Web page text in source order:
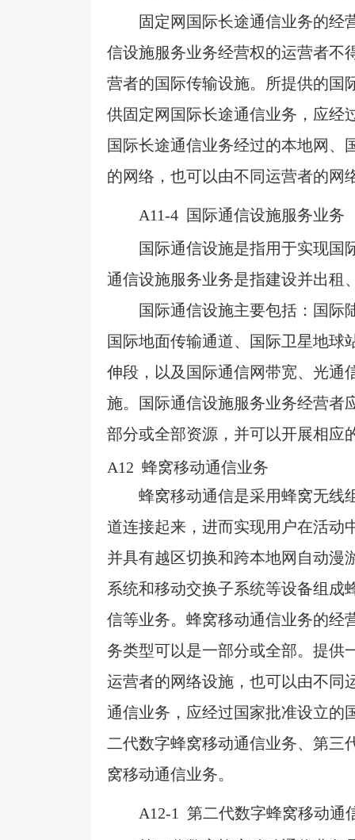
固定网国际长途通信业务的经
信设施服务业务经营权的运营者不
营者的国际传输设施。所提供的国
供固定网国际长途通信业务，应经
国际长途通信业务经过的本地网、
的网络，也可以由不同运营者的网
A11-4 国际通信设施服务业务
国际通信设施是指用于实现国
通信设施服务业务是指建设并出租
国际通信设施主要包括：国际
国际地面传输通道、国际卫星地球
伸段，以及国际通信网带宽、光通
施。国际通信设施服务业务经营者
部分或全部资源，并可以开展相应
A12 蜂窝移动通信业务
蜂窝移动通信是采用蜂窝无线
道连接起来，进而实现用户在活动
并具有越区切换和跨本地网自动漫
系统和移动交换子系统等设备组成
信等业务。蜂窝移动通信业务的经
务类型可以是一部分或全部。提供
运营者的网络设施，也可以由不同
通信业务，应经过国家批准设立的
二代数字蜂窝移动通信业务、第三
窝移动通信业务。
A12-1 第二代数字蜂窝移动通